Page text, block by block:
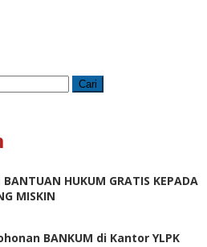
HUKUM GRATIS KEPADA
MISKIN
BANKUM di Kantor YLPK